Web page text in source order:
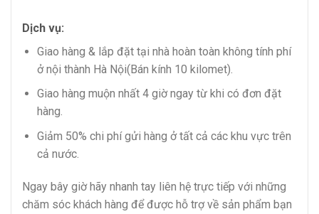
Dịch vụ:
Giao hàng & lắp đặt tại nhà hoàn toàn không tính phí
ở nội thành Hà Nội(Bán kính 10 kilomet).
Giao hàng muộn nhất 4 giờ ngay từ khi có đơn đặt
hàng.
Giảm 50% chi phí gửi hàng ở tất cả các khu vực trên
cả nước.
Ngay bây giờ hãy nhanh tay liên hệ trực tiếp với những
chăm sóc khách hàng để được hỗ trợ về sản phẩm bạn